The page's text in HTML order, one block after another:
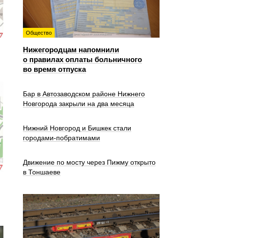
Общество
Нижегородцам напомнили
о правилах оплаты больничного
во время отпуска
Бар в Автозаводском районе Нижнего
Новгорода закрыли на два месяца
Нижний Новгород и Бишкек стали
городами-побратимами
Движение по мосту через Пижму открыто
в Тоншаеве